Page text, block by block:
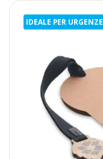
IDEALE PER URGENZE